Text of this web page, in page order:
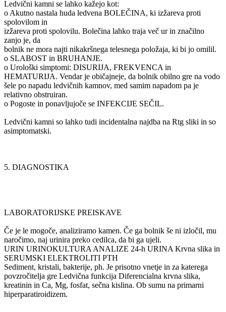
Ledvični kamni se lahko kažejo kot:
o Akutno nastala huda ledvena BOLEČINA, ki izžareva proti
spolovilom in
izžareva proti spolovilu. Bolečina lahko traja več ur in značilno
zanjo je, da
bolnik ne mora najti nikakršnega telesnega položaja, ki bi jo omilil.
o SLABOST in BRUHANJE.
o Urološki simptomi: DISURIJA, FREKVENCA in
HEMATURIJA. Vendar je običajneje, da bolnik obilno gre na vodo
šele po napadu ledvičnih kamnov, med samim napadom pa je
relativno obstruiran.
o Pogoste in ponavljujoče se INFEKCIJE SEČIL.
Ledvični kamni so lahko tudi incidentalna najdba na Rtg sliki in so
asimptomatski.
5. DIAGNOSTIKA
LABORATORIJSKE PREISKAVE
Če je le mogoče, analiziramo kamen. Če ga bolnik še ni izločil, mu
naročimo, naj urinira preko cedilca, da bi ga ujeli.
URIN URINOKULTURA ANALIZE 24-h URINA Krvna slika in
SERUMSKI ELEKTROLITI PTH
Sediment, kristali, bakterije, ph. Je prisotno vnetje in za katerega
povzročitelja gre Ledvična funkcija Diferencialna krvna slika,
kreatinin in Ca, Mg, fosfat, sečna kislina. Ob sumu na primarni
hiperparatiroidizem.